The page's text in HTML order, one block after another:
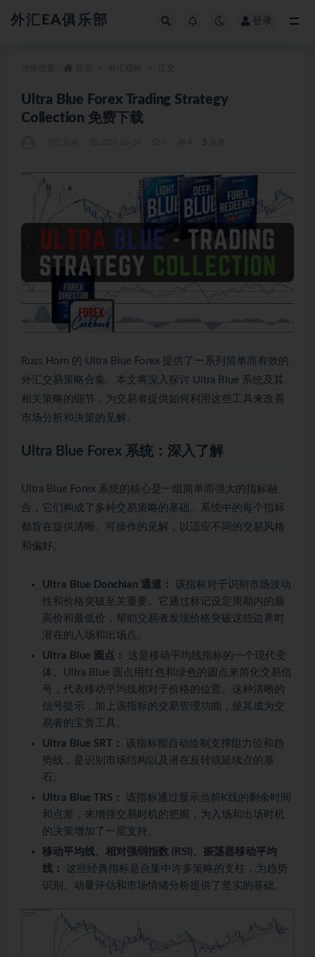
外汇EA俱乐部 登录
Ultra Blue Forex Trading Strategy
Collection 免费下载
Russ Horn 的 Ultra Blue Forex 提供了一系列简单而有效的
外汇交易策略合集。本文将深入探讨 Ultra Blue 系统及其
相关策略的细节，为交易者提供如何利用这些工具来改善
市场分析和决策的见解。
Ultra Blue Forex 系统：深入了解
Ultra Blue Forex 系统的核心是一组简单而强大的指标融
合，它们构成了多种交易策略的基础。系统中的每个指标
都旨在提供清晰、可操作的见解，以适应不同的交易风格
和偏好。
Ultra Blue Donchian 通道：
该指标对于识别市场波动
性和价格突破至关重要。它通过标记设定周期内的最
高价和最低价，帮助交易者发现价格突破这些边界时
潜在的入场和出场点。
Ultra Blue 圆点：
这是移动平均线指标的一个现代变
体。Ultra Blue 圆点用红色和绿色的圆点来简化交易信
号，代表移动平均线相对于价格的位置。这种清晰的
信号提示，加上该指标的交易管理功能，使其成为交
易者的宝贵工具。
Ultra Blue SRT：
该指标能自动绘制支撑阻力位和趋
势线，是识别市场结构以及潜在反转或延续点的基
石。
Ultra Blue TRS：
该指标通过显示当前K线的剩余时间
和点差，来增强交易时机的把握，为入场和出场时机
的决策增加了一层支持。
移动平均线、相对强弱指数 (RSI)、振荡器移动平均
线：
这些经典指标是合集中许多策略的支柱，为趋势
识别、动量评估和市场情绪分析提供了坚实的基础。